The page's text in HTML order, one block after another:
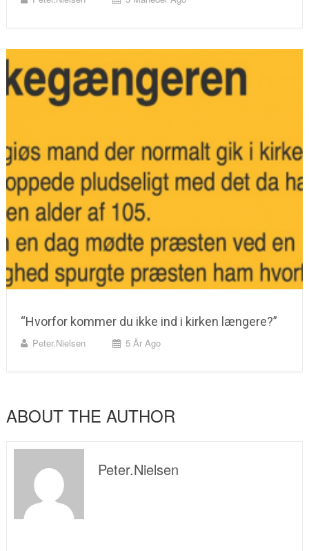
“Hvorfor kommer du ikke ind i kirken længere?”
Peter.nielsen 5 År Ago
ABOUT THE AUTHOR
Peter.nielsen